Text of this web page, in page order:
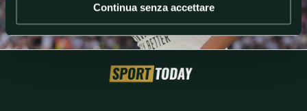
Continua senza accettare